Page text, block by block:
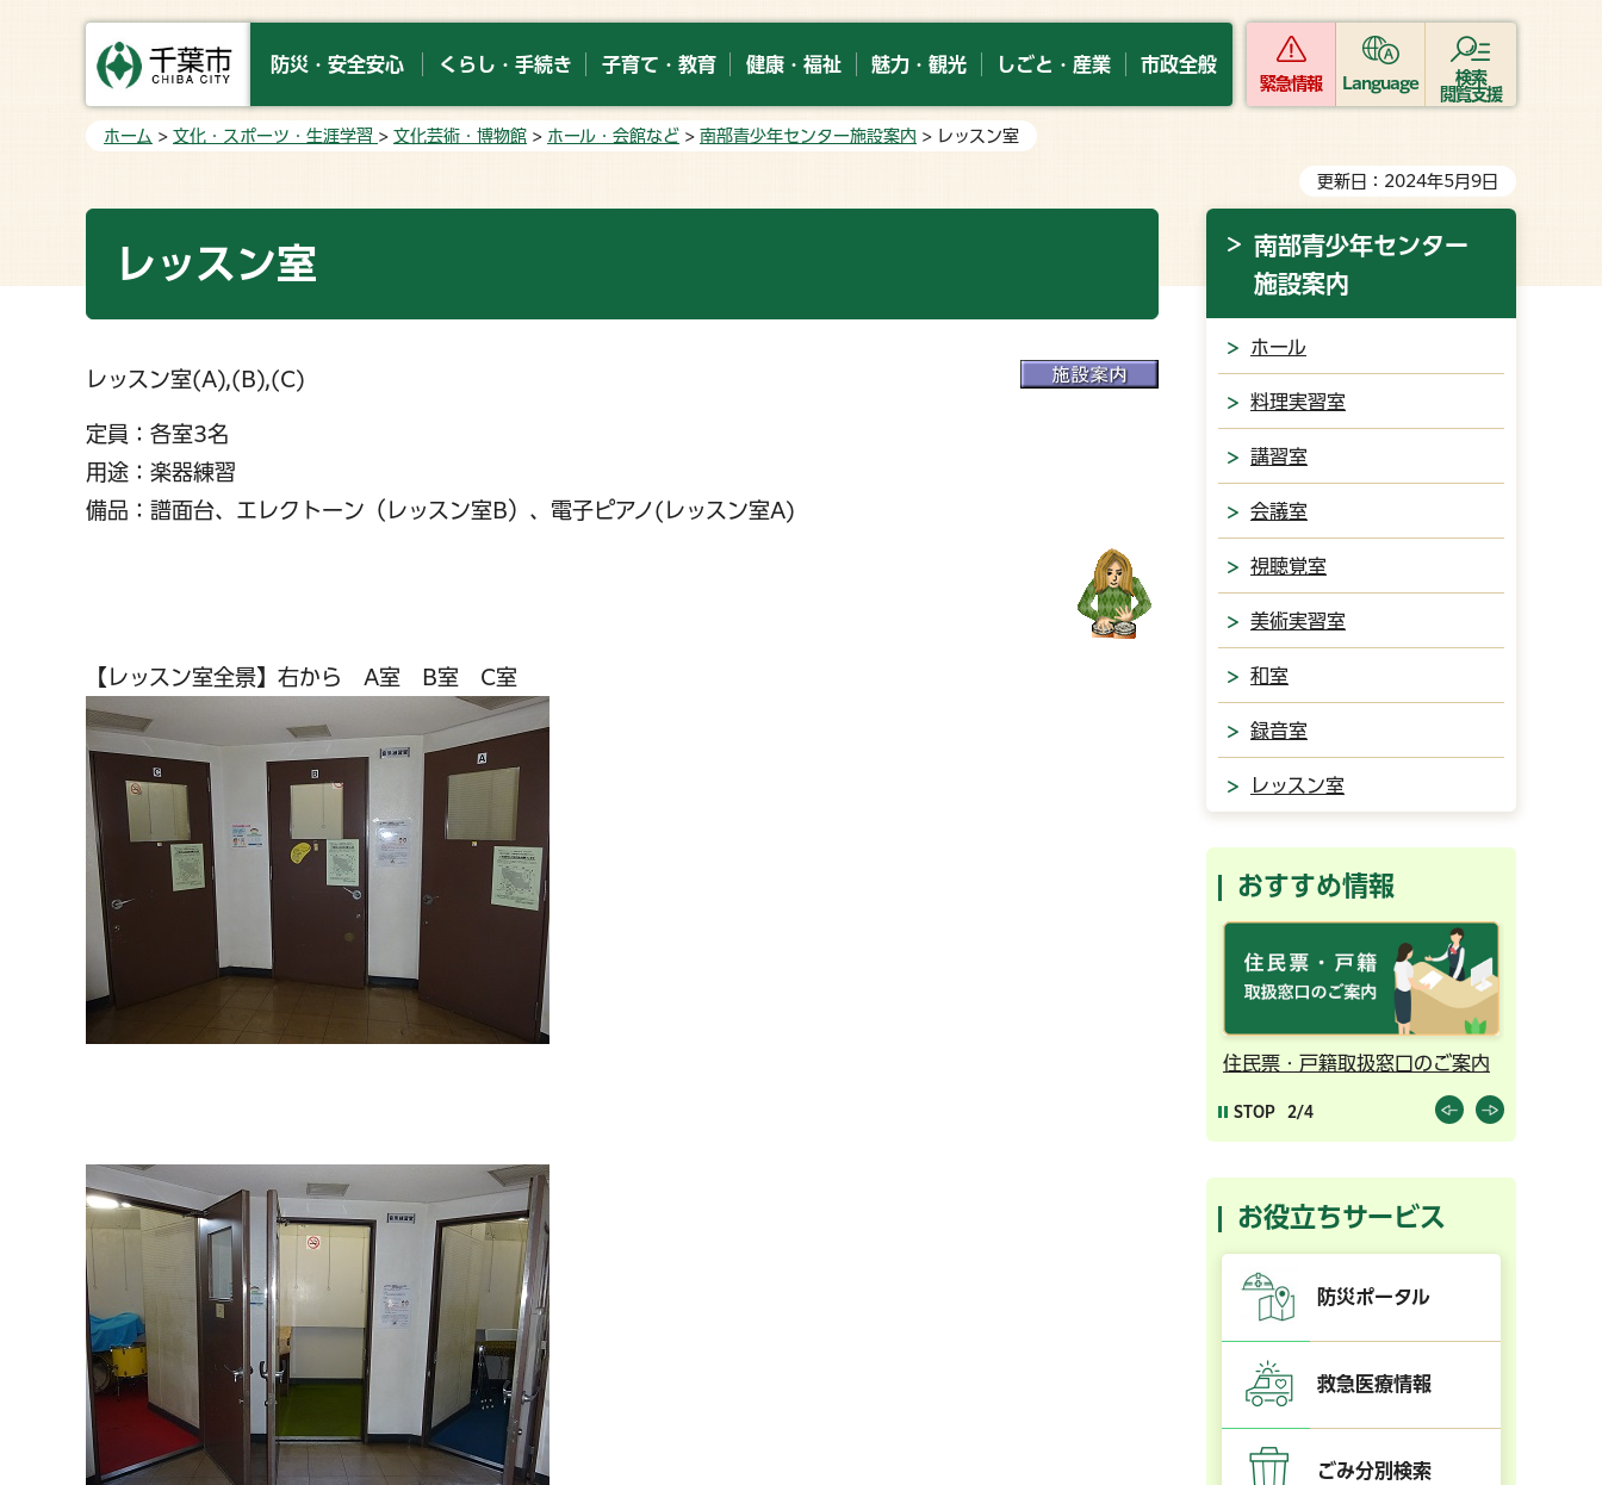
防災・安全安心 くらし・手続き 子育て・教育 健康・福祉 魅力・観光 しごと・産業 市政全般
緊急情報 Language
検索
閲覧支援
ホーム > 文化・スポーツ・生涯学習 > 文化芸術・博物館 > ホール・会館など > 南部青少年センター施設案内 > レッスン室
更新日：2024年5月9日
レッスン室
レッスン室(A),(B),(C)
定員：各室3名
用途：楽器練習
備品：譜面台、エレクトーン（レッスン室B）、電子ピアノ(レッスン室A)
【レッスン室全景】右から A室 B室 C室
南部青少年センター
施設案内
ホール
料理実習室
講習室
会議室
視聴覚室
美術実習室
和室
録音室
レッスン室
おすすめ情報
住民票・戸籍取扱窓口のご案内
STOP 2/4
お役立ちサービス
防災ポータル
救急医療情報
ごみ分別検索